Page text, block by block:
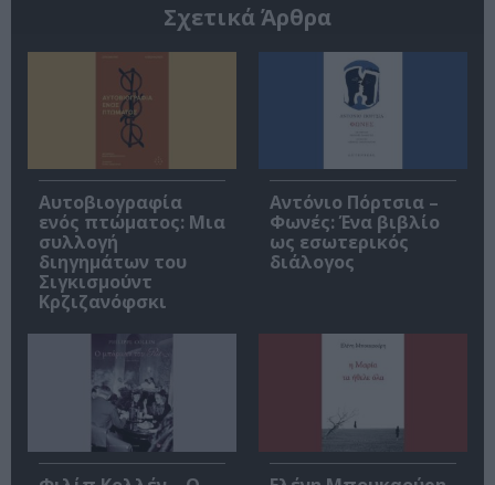
Σχετικά Άρθρα
Αυτοβιογραφία
ενός πτώματος: Μια
συλλογή
διηγημάτων του
Σιγκισμούντ
Κρζιζανόφσκι
Αντόνιο Πόρτσια –
Φωνές: Ένα βιβλίο
ως εσωτερικός
διάλογος